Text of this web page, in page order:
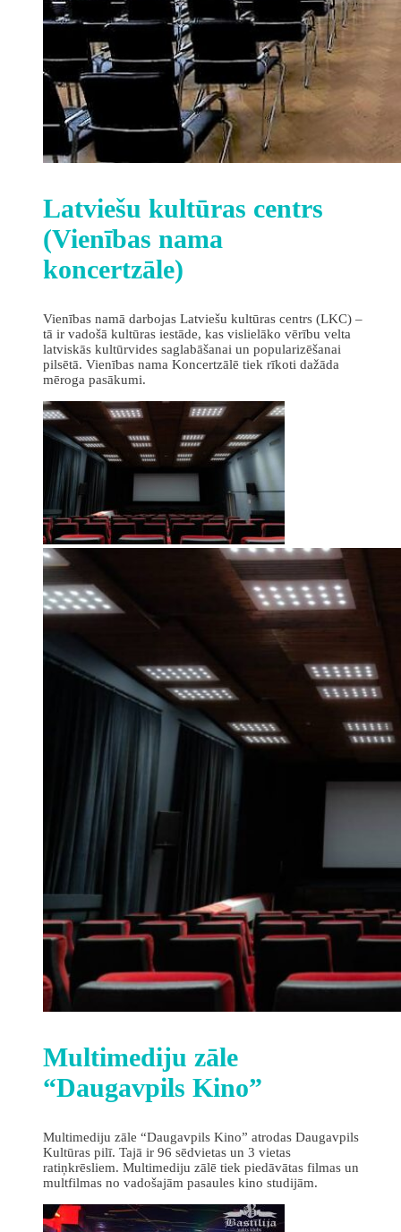
Latviešu kultūras centrs
(Vienības nama
koncertzāle)
Vienības namā darbojas Latviešu kultūras centrs (LKC) –
tā ir vadošā kultūras iestāde, kas vislielāko vērību velta
latviskās kultūrvides saglabāšanai un popularizēšanai
pilsētā. Vienības nama Koncertzālē tiek rīkoti dažāda
mēroga pasākumi.
Multimediju zāle
“Daugavpils Kino”
Multimediju zāle “Daugavpils Kino” atrodas Daugavpils
Kultūras pilī. Tajā ir 96 sēdvietas un 3 vietas
ratiņkrēsliem. Multimediju zālē tiek piedāvātas filmas un
multfilmas no vadošajām pasaules kino studijām.